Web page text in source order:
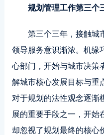
规划管理工作第三个
第三个三年，接触城
领导服务意识渐浓。机缘
心部门，开始与城市决策
解城市核心发展目标与重
对于规划的法性观念逐渐
展的重要手段之一，开始
却忽视了规划最终的核心